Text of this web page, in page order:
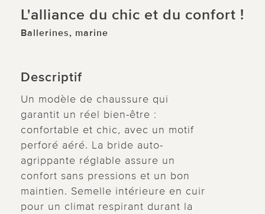
L'alliance du chic et du confort !
Ballerines, marine
Descriptif
Un modèle de chaussure qui
garantit un réel bien-être :
confortable et chic, avec un motif
perforé aéré. La bride auto-
agrippante réglable assure un
confort sans pressions et un bon
maintien. Semelle intérieure en cuir
pour un climat respirant durant la